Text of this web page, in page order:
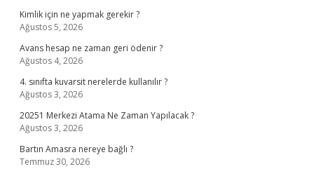
Kimlik için ne yapmak gerekir ?
Ağustos 5, 2026
Avans hesap ne zaman geri ödenir ?
Ağustos 4, 2026
4. sınıfta kuvarsit nerelerde kullanılır ?
Ağustos 3, 2026
20251 Merkezi Atama Ne Zaman Yapılacak ?
Ağustos 3, 2026
Bartın Amasra nereye bağlı ?
Temmuz 30, 2026